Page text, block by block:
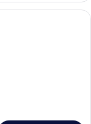
單人床 | 低過敏寢具、羽